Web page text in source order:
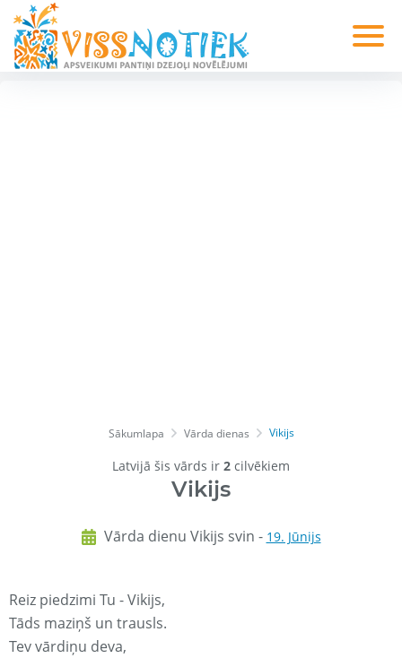
Sākumlapa Vārda dienas Vikijs
Latvijā šis vārds ir 2 cilvēkiem
Vikijs
Vārda dienu Vikijs svin - 19. Jūnijs
Reiz piedzimi Tu - Vikijs,
Tāds maziņš un trausls.
Tev vārdiņu deva,